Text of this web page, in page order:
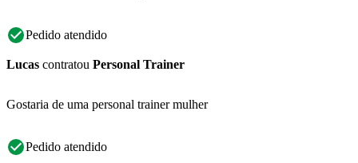
Pedido atendido
Lucas contratou Personal Trainer
Gostaria de uma personal trainer mulher
Pedido atendido